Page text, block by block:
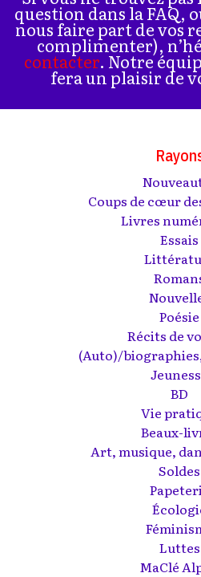
question dans la FAQ,
nous faire part de vos
complimenter),
contacter. Notre
fera un plaisir de
Coups de cœur
Livres
Essais
Poésie
Récits de
(Auto)/
BD
Vie
Beaux-
Art, musique,
Soldes
Luttes
MaClé